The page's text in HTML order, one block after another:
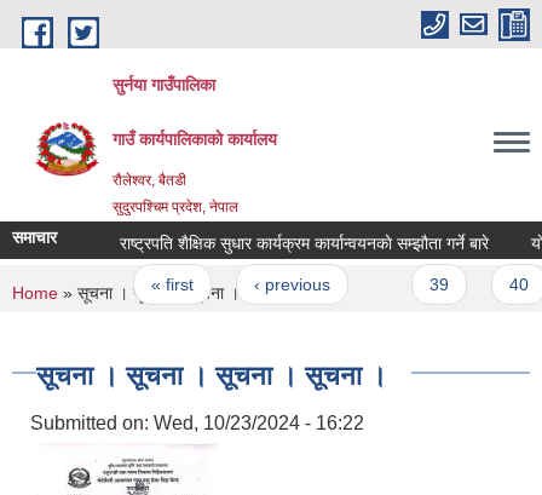
Skip to main content
सुर्नया गाउँपालिका
गाउँ कार्यपालिकाकाे कार्यालय
रौलेश्वर, बैतडी
सुदुरपश्चिम प्रदेश, नेपाल
समाचार राष्ट्रपति शैक्षिक सुधार कार्यक्रम कार्यान्वयनकाे सम्झौता गर्ने बारे
Pages
« first ‹ previous 39 40
You are here
Home » सूचना । सूचना । सूचना । सूचना ।
सूचना । सूचना । सूचना । सूचना ।
Submitted on: Wed, 10/23/2024 - 16:22